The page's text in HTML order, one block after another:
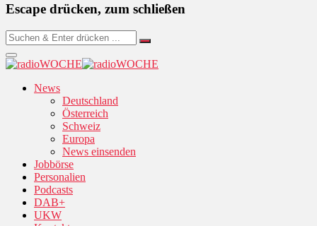
Escape drücken, zum schließen
News
Deutschland
Österreich
Schweiz
Europa
News einsenden
Jobbörse
Personalien
Podcasts
DAB+
UKW